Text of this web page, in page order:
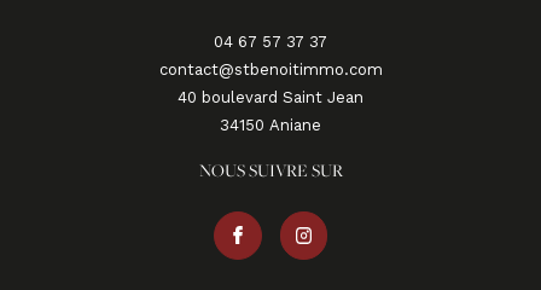
04 67 57 37 37
contact@stbenoitimmo.com
40 boulevard Saint Jean
34150
aniane
NOUS SUIVRE SUR